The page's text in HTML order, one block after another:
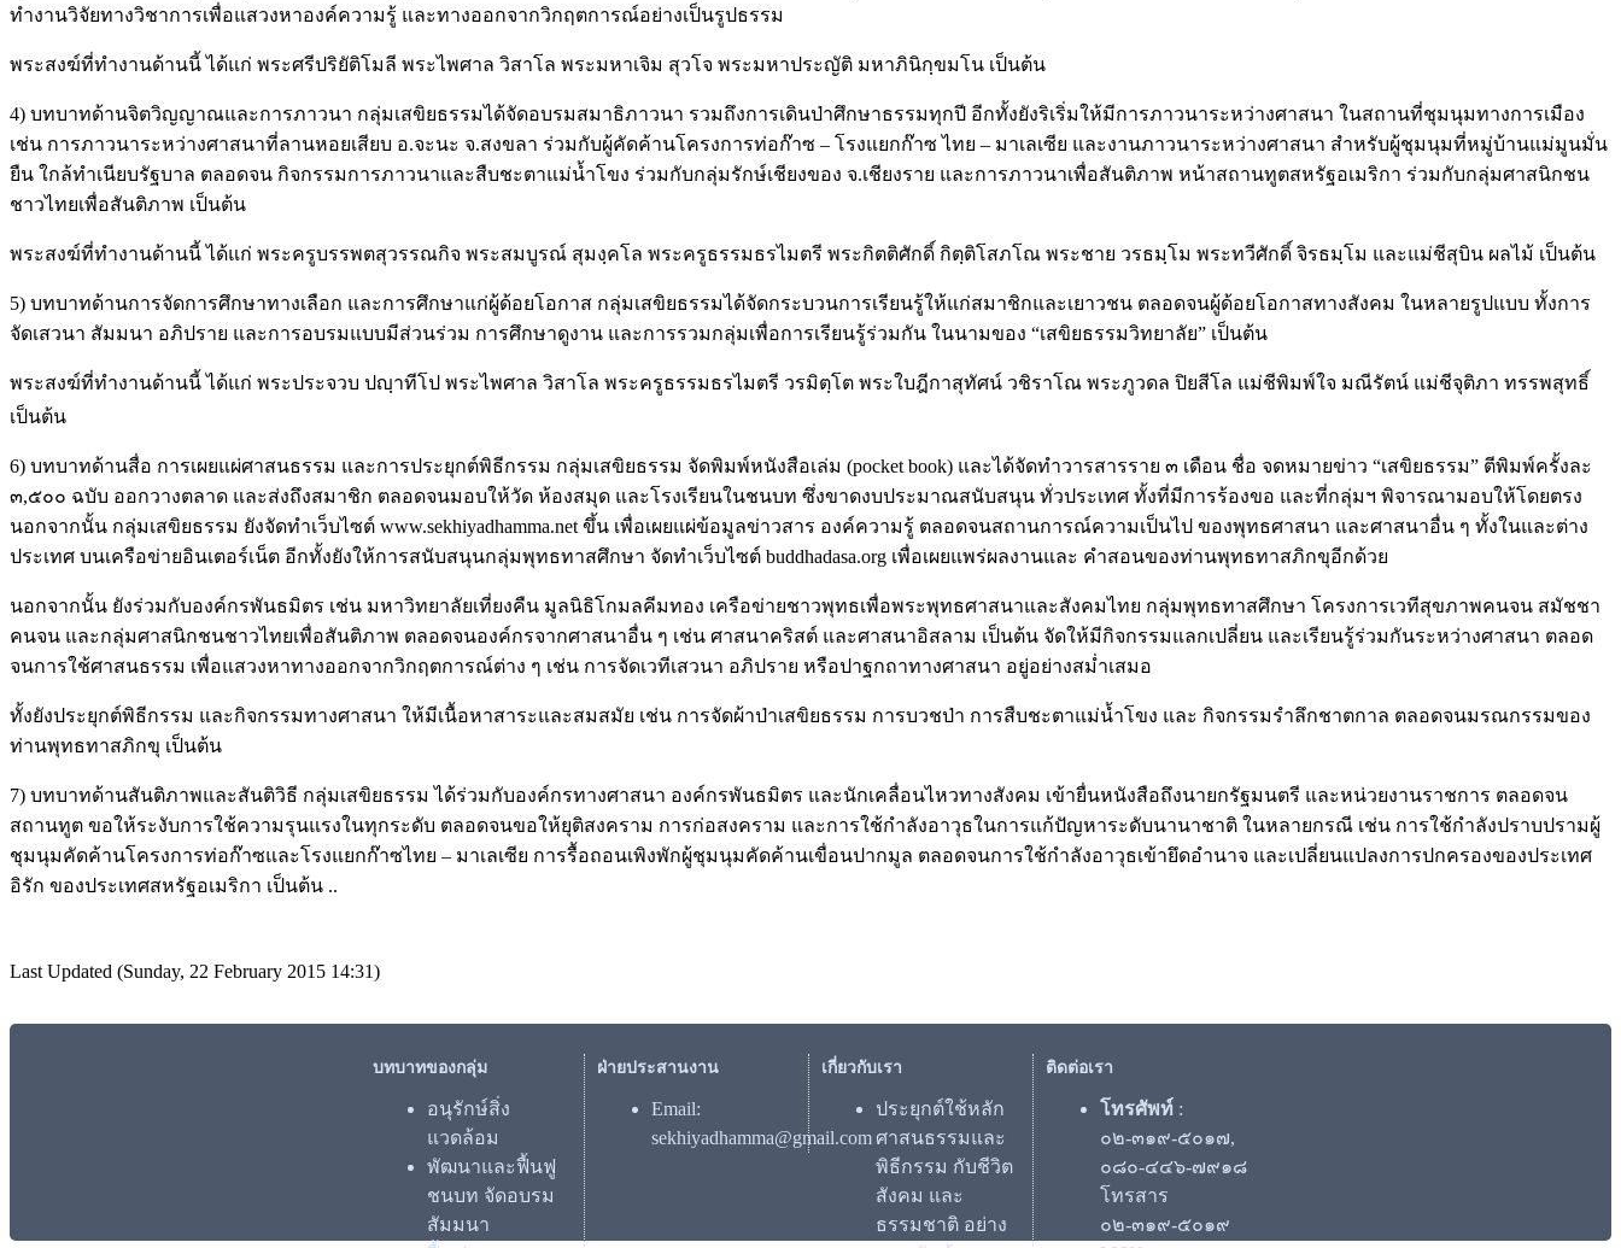
ทำงานวิจัยทางวิชาการเพื่อแสวงหาองค์ความรู้ และทางออกจากวิกฤตการณ์อย่างเป็นรูปธรรม
พระสงฆ์ที่ทำงานด้านนี้ ได้แก่ พระศรีปริยัติโมลี พระไพศาล วิสาโล พระมหาเจิม สุวโจ พระมหาประญัติ มหาภินิกฺขมโน เป็นต้น
4) บทบาทด้านจิตวิญญาณและการภาวนา กลุ่มเสขิยธรรมได้จัดอบรมสมาธิภาวนา รวมถึงการเดินป่าศึกษาธรรมทุกปี อีกทั้งยังริเริ่มให้มีการภาวนาระหว่างศาสนา ในสถานที่ชุมนุมทางการเมือง
เช่น การภาวนาระหว่างศาสนาที่ลานหอยเสียบ อ.จะนะ จ.สงขลา ร่วมกับผู้คัดค้านโครงการท่อก๊าซ – โรงแยกก๊าซ ไทย – มาเลเซีย และงานภาวนาระหว่างศาสนา สำหรับผู้ชุมนุมที่หมู่บ้านแม่มูนมั่น
ยืน ใกล้ทำเนียบรัฐบาล ตลอดจน กิจกรรมการภาวนาและสืบชะตาแม่น้ำโขง ร่วมกับกลุ่มรักษ์เชียงของ จ.เชียงราย และการภาวนาเพื่อสันติภาพ หน้าสถานทูตสหรัฐอเมริกา ร่วมกับกลุ่มศาสนิกชน
ชาวไทยเพื่อสันติภาพ เป็นต้น
พระสงฆ์ที่ทำงานด้านนี้ ได้แก่ พระครูบรรพตสุวรรณกิจ พระสมบูรณ์ สุมงฺคโล พระครูธรรมธรไมตรี พระกิตติศักดิ์ กิตฺติโสภโณ พระชาย วรธมฺโม พระทวีศักดิ์ จิรธมฺโม และแม่ชีสุบิน ผลไม้ เป็นต้น
5) บทบาทด้านการจัดการศึกษาทางเลือก และการศึกษาแก่ผู้ด้อยโอกาส กลุ่มเสขิยธรรมได้จัดกระบวนการเรียนรู้ให้แก่สมาชิกและเยาวชน ตลอดจนผู้ด้อยโอกาสทางสังคม ในหลายรูปแบบ ทั้งการ
จัดเสวนา สัมมนา อภิปราย และการอบรมแบบมีส่วนร่วม การศึกษาดูงาน และการรวมกลุ่มเพื่อการเรียนรู้ร่วมกัน ในนามของ “เสขิยธรรมวิทยาลัย” เป็นต้น
พระสงฆ์ที่ทำงานด้านนี้ ได้แก่ พระประจวบ ปญฺาทีโป พระไพศาล วิสาโล พระครูธรรมธรไมตรี วรมิตฺโต พระใบฎีกาสุทัศน์ วชิราโณ พระภูวดล ปิยสีโล แม่ชีพิมพ์ใจ มณีรัตน์ แม่ชีจุติภา ทรรพสุทธิ์
เป็นต้น
6) บทบาทด้านสื่อ การเผยแผ่ศาสนธรรม และการประยุกต์พิธีกรรม กลุ่มเสขิยธรรม จัดพิมพ์หนังสือเล่ม (pocket book) และได้จัดทำวารสารราย ๓ เดือน ชื่อ จดหมายข่าว “เสขิยธรรม” ตีพิมพ์ครั้งละ
๓,๕๐๐ ฉบับ ออกวางตลาด และส่งถึงสมาชิก ตลอดจนมอบให้วัด ห้องสมุด และโรงเรียนในชนบท ซึ่งขาดงบประมาณสนับสนุน ทั่วประเทศ ทั้งที่มีการร้องขอ และที่กลุ่มฯ พิจารณามอบให้โดยตรง
นอกจากนั้น กลุ่มเสขิยธรรม ยังจัดทำเว็บไซต์ www.sekhiyadhamma.net ขึ้น เพื่อเผยแผ่ข้อมูลข่าวสาร องค์ความรู้ ตลอดจนสถานการณ์ความเป็นไป ของพุทธศาสนา และศาสนาอื่น ๆ ทั้งในและต่าง
ประเทศ บนเครือข่ายอินเตอร์เน็ต อีกทั้งยังให้การสนับสนุนกลุ่มพุทธทาสศึกษา จัดทำเว็บไซต์ buddhadasa.org เพื่อเผยแพร่ผลงานและ คำสอนของท่านพุทธทาสภิกขุอีกด้วย
นอกจากนั้น ยังร่วมกับองค์กรพันธมิตร เช่น มหาวิทยาลัยเที่ยงคืน มูลนิธิโกมลคีมทอง เครือข่ายชาวพุทธเพื่อพระพุทธศาสนาและสังคมไทย กลุ่มพุทธทาสศึกษา โครงการเวทีสุขภาพคนจน สมัชชา
คนจน และกลุ่มศาสนิกชนชาวไทยเพื่อสันติภาพ ตลอดจนองค์กรจากศาสนาอื่น ๆ เช่น ศาสนาคริสต์ และศาสนาอิสลาม เป็นต้น จัดให้มีกิจกรรมแลกเปลี่ยน และเรียนรู้ร่วมกันระหว่างศาสนา ตลอด
จนการใช้ศาสนธรรม เพื่อแสวงหาทางออกจากวิกฤตการณ์ต่าง ๆ เช่น การจัดเวทีเสวนา อภิปราย หรือปาฐกถาทางศาสนา อยู่อย่างสม่ำเสมอ
ทั้งยังประยุกต์พิธีกรรม และกิจกรรมทางศาสนา ให้มีเนื้อหาสาระและสมสมัย เช่น การจัดผ้าป่าเสขิยธรรม การบวชป่า การสืบชะตาแม่น้ำโขง และ กิจกรรมรำลึกชาตกาล ตลอดจนมรณกรรมของ
ท่านพุทธทาสภิกขุ เป็นต้น
7) บทบาทด้านสันติภาพและสันติวิธี กลุ่มเสขิยธรรม ได้ร่วมกับองค์กรทางศาสนา องค์กรพันธมิตร และนักเคลื่อนไหวทางสังคม เข้ายื่นหนังสือถึงนายกรัฐมนตรี และหน่วยงานราชการ ตลอดจน
สถานทูต ขอให้ระงับการใช้ความรุนแรงในทุกระดับ ตลอดจนขอให้ยุติสงคราม การก่อสงคราม และการใช้กำลังอาวุธในการแก้ปัญหาระดับนานาชาติ ในหลายกรณี เช่น การใช้กำลังปราบปรามผู้
ชุมนุมคัดค้านโครงการท่อก๊าซและโรงแยกก๊าซไทย – มาเลเซีย การรื้อถอนเพิงพักผู้ชุมนุมคัดค้านเขื่อนปากมูล ตลอดจนการใช้กำลังอาวุธเข้ายึดอำนาจ และเปลี่ยนแปลงการปกครองของประเทศ
อิรัก ของประเทศสหรัฐอเมริกา เป็นต้น ..
Last Updated (Sunday, 22 February 2015 14:31)
บทบาทของกลุ่ม
อนุรักษ์สิ่ง
แวดล้อม
พัฒนาและฟื้นฟู
ชนบท จัดอบรม
สัมมนา
ฝ่ายประสานงาน
Email:
sekhiyadhamma@gmail.com
เกี่ยวกับเรา
ประยุกต์ใช้หลัก
ศาสนธรรมและ
พิธีกรรม กับชีวิต
สังคม และ
ธรรมชาติ อย่าง
ติดต่อเรา
โทรศัพท์ :
๐๒-๓๑๙-๕๐๑๗,
๐๘๐-๔๔๖-๗๙๑๘
โทรสาร
๐๒-๓๑๙-๕๐๑๙